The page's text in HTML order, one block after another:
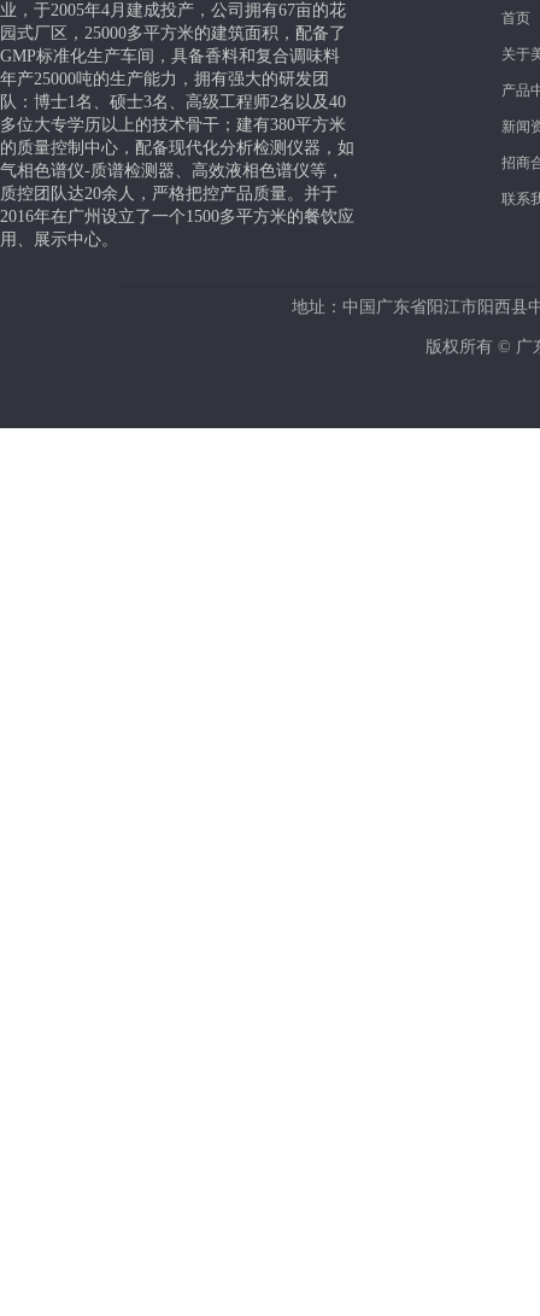
地址：中国广东省阳江市阳西
版权所有 © 广
首页
关于
产品
新闻
招商
联系
业，于2005年4月建成投产，公司拥有67亩的花
园式厂区， 25000多平方米的建筑面积，配备了
GMP标准化生产车间，具备香料和复合调味料
年产25000吨的生产能力，拥有强大的研发团
队：博士1名、硕士3名、高级工程师2名以及40
多位大专学历以上的技术骨干；建有380平方米
的质量控制中心，配备现代化分析检测仪器，如
气相色谱仪-质谱检测器、高效液相色谱仪等，
质控团队达20余人，严格把控产品质量。并于
2016年在广州设立了一个1500多平方米的餐饮应
用、展示中心。